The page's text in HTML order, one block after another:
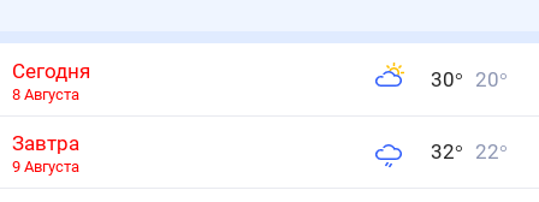
Сегодня
8 Августа
30° 20°
Завтра
9 Августа
32° 22°